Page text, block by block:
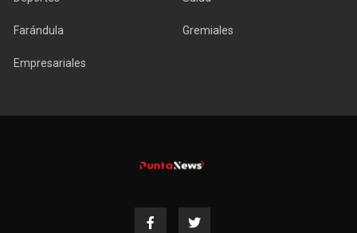
Farándula Gremiales
Empresariales